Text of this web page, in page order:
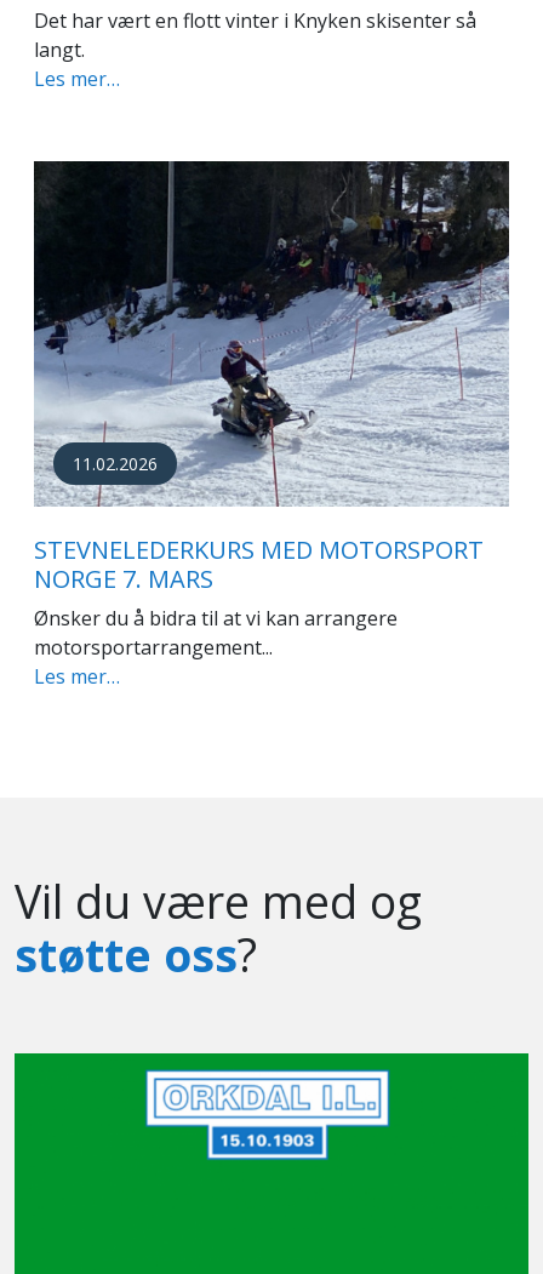
Det har vært en flott vinter i Knyken skisenter så
langt.
Les mer…
11.02.2026
STEVNELEDERKURS MED MOTORSPORT
NORGE 7. MARS
Ønsker du å bidra til at vi kan arrangere
motorsportarrangement...
Les mer…
Vil du være med og
støtte oss?